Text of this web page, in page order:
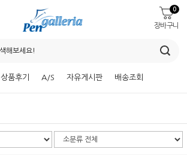
장바구니
0
상품후기 A/S 자유게시판 배송조회